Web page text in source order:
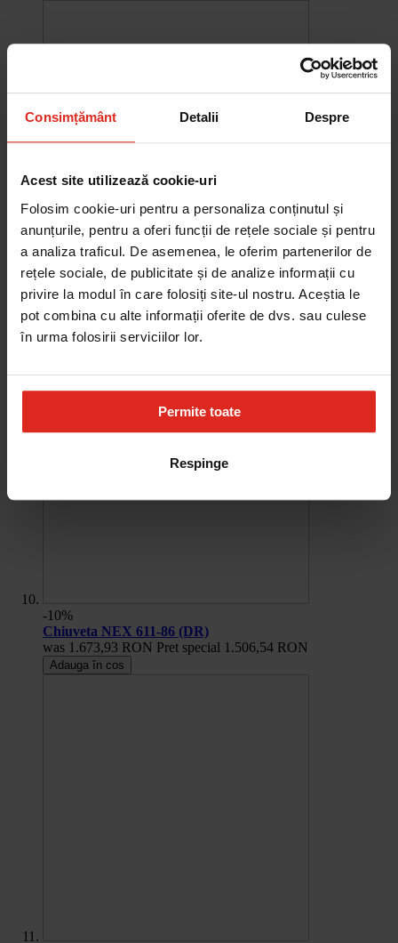
Consimțământ Detalii Despre
Acest site utilizează cookie-uri
Folosim cookie-uri pentru a personaliza conținutul și
anunțurile, pentru a oferi funcții de rețele sociale și pentru
a analiza traficul. De asemenea, le oferim partenerilor de
rețele sociale, de publicitate și de analize informații cu
privire la modul în care folosiți site-ul nostru. Aceștia le
pot combina cu alte informații oferite de dvs. sau culese
în urma folosirii serviciilor lor.
Permite toate
Respinge
-10%
Chiuveta Maris MRG 610-60
was 2.580,20 RON Pret special 2.322,18 RON
-10%
Chiuveta NEX 611-86 (DR)
was 1.673,93 RON Pret special 1.506,54 RON
Adauga în cos